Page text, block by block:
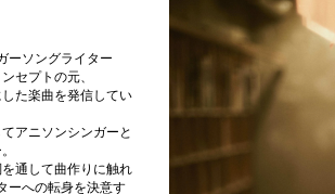
ーソングライター
セプトの元、
た楽曲を発信してい
アニソンシンガーと
通して曲作りに触れ
ーへの転身を決意す